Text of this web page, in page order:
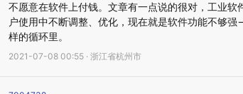
不愿意在软件上付钱。文章有一点说的很对，工业
户使用中不断调整、优化，现在就是软件功能不
样的循环里。
2021-07-08 00:55 · 浙江省杭州市